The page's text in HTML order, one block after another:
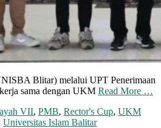
Blitar) melalui UPT Penerimaan
sama dengan UKM Read More …
VII, PMB, Rector's Cup, UKM
Universitas Islam Balitar